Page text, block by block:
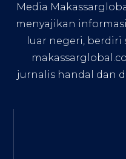
Media
menyajikan
luar negeri, berdiri
jurnalis handal dan